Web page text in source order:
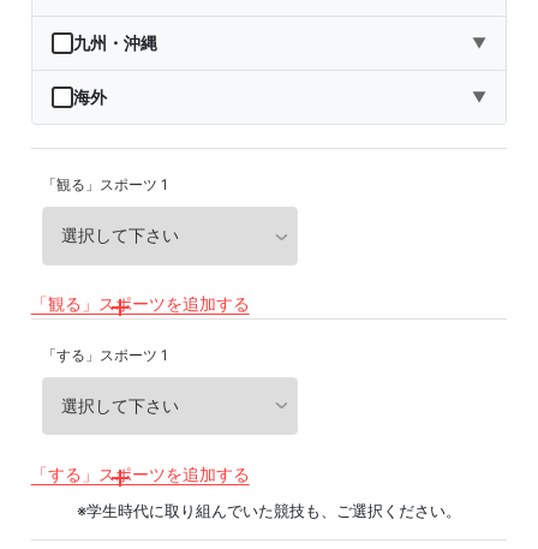
秋田県
埼玉県
千葉県
神奈川県
石川県
福井県
長野県
岐阜県
静岡県
愛知県
滋賀県
京都府
兵庫県
奈良県
和歌山県
鳥取県
島根県
岡山県
広島県
山口県
徳島県
香川県
愛媛県
九州・沖縄 ▼
福岡県
佐賀県
長崎県
熊本県
大分県
宮崎県
鹿児島県
海外 ▼
海外
「観る」スポーツ 1
「観る」スポーツを追加する
「する」スポーツ 1
「する」スポーツを追加する
※学生時代に取り組んでいた競技も、ご選択ください。